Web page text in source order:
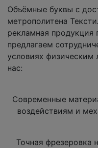
Объёмные буквы с
метрополитена
рекламная
предлагаем
условиях физическим
нас:
Современные
воздействиям и
Точная фрезеровка